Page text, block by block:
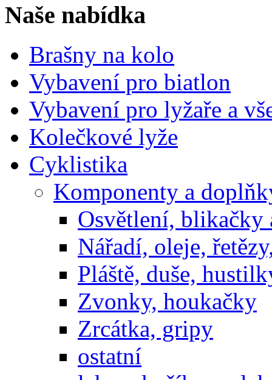
Naše nabídka
Brašny na kolo
Vybavení pro biatlon
Vybavení pro lyžaře a
Kolečkové lyže
Cyklistika
Komponenty a
Osvětlení, blikačky
Nářadí, oleje,
Pláště, duše,
Zvonky, houkačky
Zrcátka, gripy
ostatní